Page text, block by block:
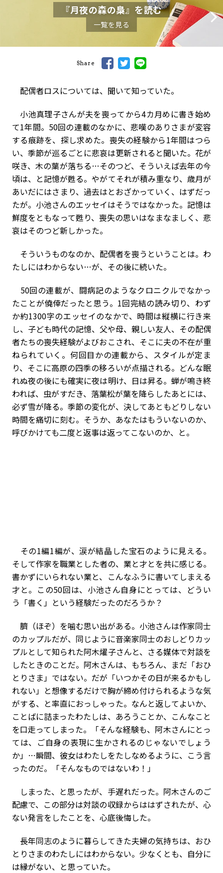
『月夜の森の梟』を読む
一覧を見る
Share
配偶者ロスについては、聞いて知っていた。
小池真理子さんが夫を喪ってから4カ月めに書き始め
て1年間。50回の連載のなかに、悲嘆のありさまが変容
する痕跡を、探し求めた。喪失の経験から1年間はつら
い、季節が巡るごとに悲哀は更新されると聞いた。花が
咲き、木の葉が落ちる…そのつど、そういえば去年の今
頃は、と記憶が甦る。やがてそれが積み重なり、歳月が
あいだにはさまり、過去はとおざかっていく、はずだっ
たが。小池さんのエッセイはそうではなかった。記憶は
鮮度をともなって甦り、喪失の思いはなまなましく、悲
哀はそのつど新しかった。
そういうものなのか、配偶者を喪うということは。わ
たしにはわからない…が、その後に続いた。
50回の連載が、闘病記のようなクロニクルでなかっ
たことが僥倖だったと思う。1回完結の読み切り、わず
か約1300字のエッセイのなかで、時間は縦横に行き来
し、子ども時代の記憶、父や母、親しい友人、その配偶
者たちの喪失経験がよびおこされ、そこに夫の不在が重
ねられていく。何回目かの連載から、スタイルが定ま
り、そこに高原の四季の移ろいが点描される。どんな眠
れぬ夜の後にも確実に夜は明け、日は昇る。蝉が鳴き終
われば、虫がすだき、落葉松が葉を降らしたあとには、
必ず雪が降る。季節の変化が、決してあともどりしない
時間を痛切に刻む。そうか、あなたはもういないのか、
呼びかけても二度と返事は返ってこないのか、と。
その1編1編が、涙が結晶した宝石のように見える。
そして作家を職業とした者の、業と才とを共に感じる。
書かずにいられない業と、こんなふうに書いてしまえる
才と。この50回は、小池さん自身にとっては、どうい
う「書く」という経験だったのだろうか？
臍（ほぞ）を噛む思い出がある。小池さんは作家同士
のカップルだが、同じように音楽家同士のおしどりカッ
プルとして知られた阿木燿子さんと、さる媒体で対談を
したときのことだ。阿木さんは、もちろん、まだ「おひ
とりさま」ではない。だが「いつかその日が来るかもし
れない」と想像するだけで胸が締め付けられるような気
がする、と率直におっしゃった。なんと返してよいか、
ことばに詰まったわたしは、あろうことか、こんなこと
を口走ってしまった。「そんな経験も、阿木さんにとっ
ては、ご自身の表現に生かされるのじゃないでしょう
か」…瞬間、彼女はわたしをたしなめるように、こう言
ったのだ。「そんなものではないわ！」
しまった、と思ったが、手遅れだった。阿木さんのご
配慮で、この部分は対談の収録からははずされたが、心
ない発言をしたことを、心底後悔した。
長年同志のように暮らしてきた夫婦の気持ちは、おひ
とりさまのわたしにはわからない。少なくとも、自分に
は縁がない、と思っていた。